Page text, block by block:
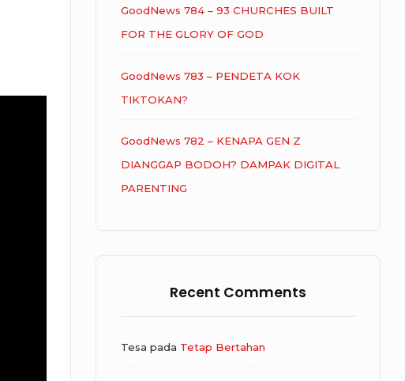
GoodNews 784 – 93 CHURCHES BUILT
FOR THE GLORY OF GOD
GoodNews 783 – PENDETA KOK
TIKTOKAN?
GoodNews 782 – KENAPA GEN Z
DIANGGAP BODOH? DAMPAK DIGITAL
PARENTING
Recent Comments
Tesa pada Tetap Bertahan